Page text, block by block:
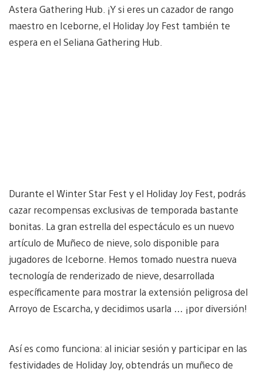
Astera Gathering Hub. ¡Y si eres un cazador de rango
maestro en Iceborne, el Holiday Joy Fest también te
espera en el Seliana Gathering Hub.
Durante el Winter Star Fest y el Holiday Joy Fest, podrás
cazar recompensas exclusivas de temporada bastante
bonitas. La gran estrella del espectáculo es un nuevo
artículo de Muñeco de nieve, solo disponible para
jugadores de Iceborne. Hemos tomado nuestra nueva
tecnología de renderizado de nieve, desarrollada
específicamente para mostrar la extensión peligrosa del
Arroyo de Escarcha, y decidimos usarla … ¡por diversión!
Así es como funciona: al iniciar sesión y participar en las
festividades de Holiday Joy, obtendrás un muñeco de